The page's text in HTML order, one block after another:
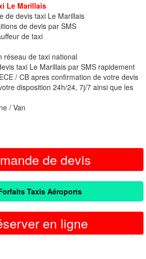
Le Marillais
de devis taxi Le Marillais
de devis par SMS
de taxi
réseau de taxi national
taxi Le Marillais par SMS rapidement
/ CB apres confirmation de votre devis
disposition 24h/24, 7j/7 ainsi que les
/ Van
de devis
Taxis Aéroports
en ligne